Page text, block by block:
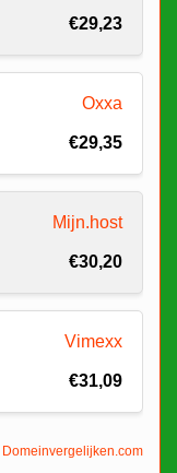
€29,23
Oxxa
€29,35
Mijn.host
€30,20
Vimexx
€31,09
Domeinvergelijken.com